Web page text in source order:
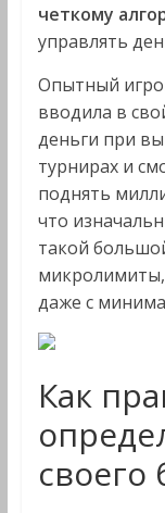
четкому
управлять
Опытный
вводила в
деньги при
турнирах и
поднять
что
такой
даже с
Как
своего